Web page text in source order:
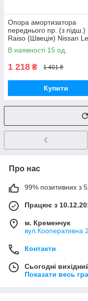
Опора амортизатора
переднього пр. (з підш.)
Raiso (Швеція) Nissan
Ніссан Ліф 10- #RC01017
UACKWMI17
В наявності 15 од.
1 218 ₴ 1 401 ₴
Купити
Про нас
99% позитивних з
Працює з
м. Кременчук
вул.Кооперативна
Контакти
Сьогодні
Показати весь